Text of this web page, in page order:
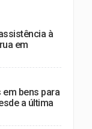
à
em
em bens para
a última